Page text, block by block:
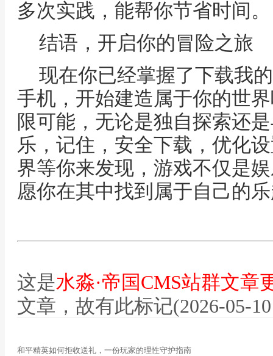
多次实践，能帮你节省时间。
结语，开启你的冒险之旅
现在你已经掌握了下载我
手机，开始建造属于你的世
限可能，无论是独自探索还
乐，记住，安全下载，优化
界等你来发现，游戏不仅是
愿你在其中找到属于自己的
这是水淼·帝国CMS站群文章
文章，故有此标记(2026-05-
和平精英如何拒收送礼，一份玩家的理性守护指南